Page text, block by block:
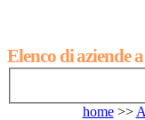
Elenco di aziende
home>>